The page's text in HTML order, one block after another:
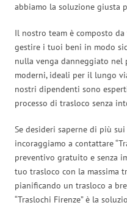
abbiamo la soluzione giusta
Il nostro team è composto
gestire i tuoi beni in modo
nulla venga danneggiato nel
moderni, ideali per il lungo
nostri dipendenti sono
processo di trasloco senza
Se desideri saperne di più
incoraggiamo a contattare
preventivo gratuito e senza
tuo trasloco con la massima
pianificando un trasloco a
“Traslochi Firenze” è la